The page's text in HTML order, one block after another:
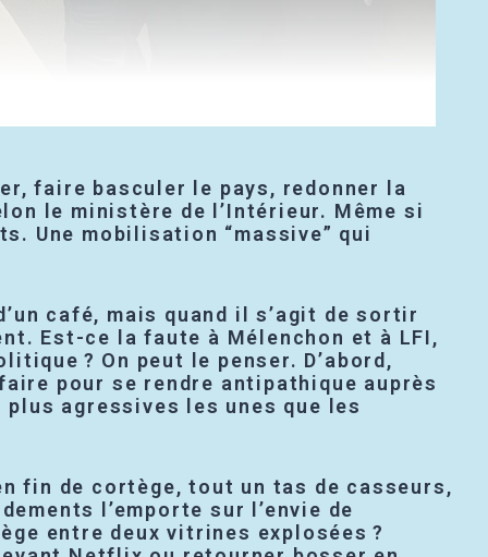
faire basculer le pays, redonner la
le ministère de l’Intérieur. Même si
Une mobilisation “massive” qui
café, mais quand il s’agit de sortir
Est-ce la faute à Mélenchon et à LFI,
? On peut le penser. D’abord,
pour se rendre antipathique auprès
agressives les unes que les
fin de cortège, tout un tas de casseurs,
l’emporte sur l’envie de
entre deux vitrines explosées ?